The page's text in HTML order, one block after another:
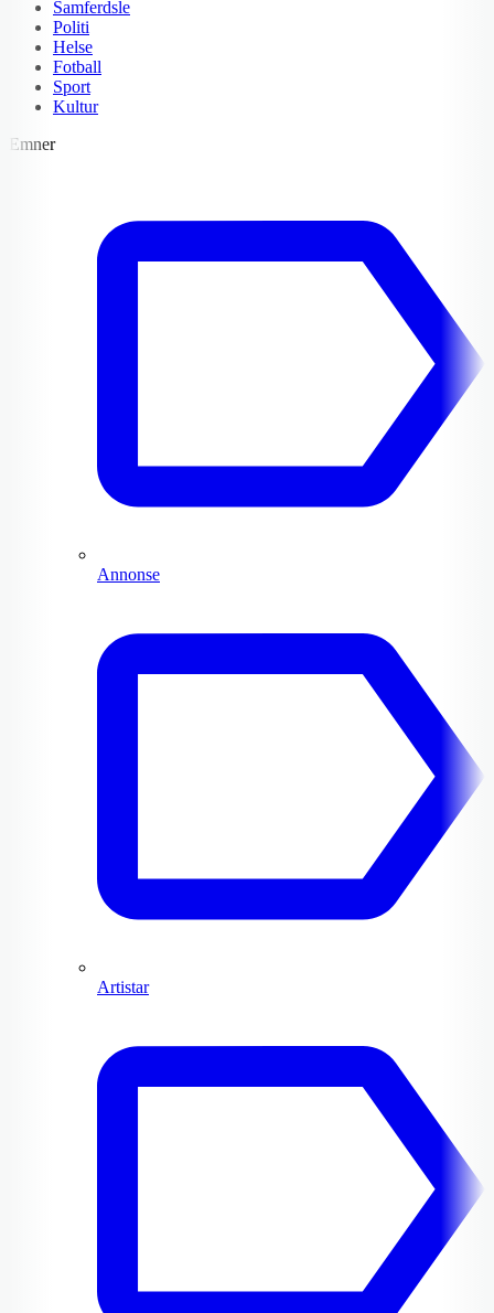
Samferdsle
Politi
Helse
Fotball
Sport
Kultur
Emner
Annonse
Artistar